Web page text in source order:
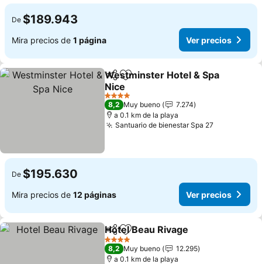
De $189.943
Mira precios de 1 página Ver precios
CompartirAgregar a favoritos
Westminster Hotel & Spa
Nice
4 Estrellas
8,2 Muy bueno
7.274
a 0.1 km de la playa
Santuario de bienestar Spa 27
De $195.630
Mira precios de 12 páginas Ver precios
CompartirAgregar a favoritos
Hotel Beau Rivage
4 Estrellas
8,2 Muy bueno
12.295
a 0.1 km de la playa